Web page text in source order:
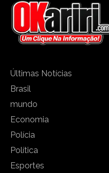
Últimas Notícias
Brasil
mundo
Economia
Polícia
Política
Esportes